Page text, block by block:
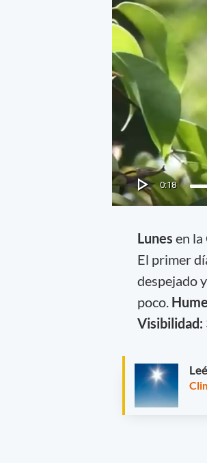
Lunes en
El primer
despejado
poco.
Visibilidad: